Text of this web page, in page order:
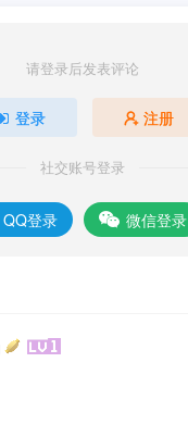
请登录后发表评论
登录 注册
社交账号登录
QQ登录 微信登录